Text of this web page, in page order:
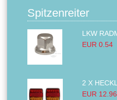
Spitzenreiter
EUR 0.54
EUR 12.96